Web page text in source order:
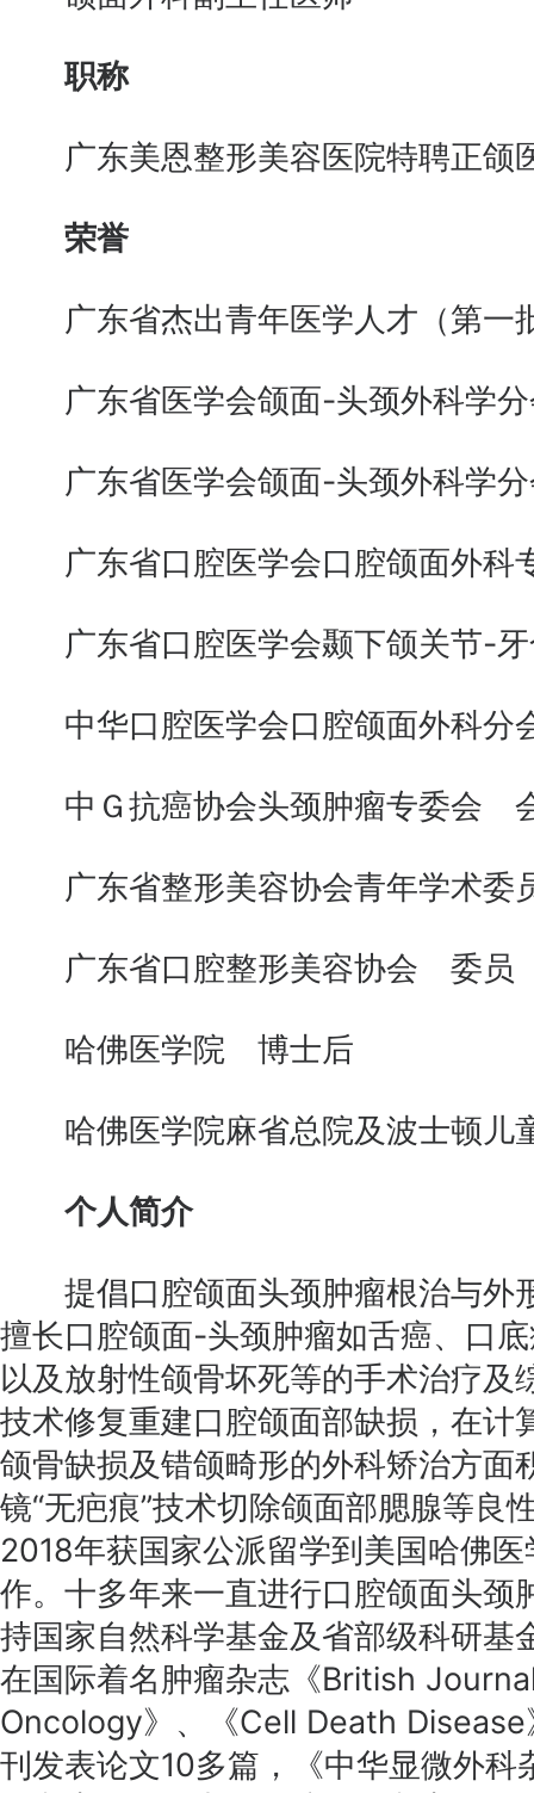
职称
广东美恩整形美容医院特聘正颌
荣誉
广东省杰出青年医学人才（第一
广东省医学会颌面-头颈外科学
广东省医学会颌面-头颈外科学
广东省口腔医学会口腔颌面外科
广东省口腔医学会颞下颌关节-
中华口腔医学会口腔颌面外科
中Ｇ抗癌协会头颈肿瘤专委会
广东省整形美容协会青年学术委
广东省口腔整形美容协会 委员
哈佛医学院 博士后
哈佛医学院麻省总院及波士顿儿
个人简介
提倡口腔颌面头颈肿瘤根治与外
擅长口腔颌面-头颈肿瘤如舌癌、口
以及放射性颌骨坏死等的手术治疗及
技术修复重建口腔颌面部缺损，在计
颌骨缺损及错颌畸形的外科矫治方面
镜“无疤痕”技术切除颌面部腮腺等良
2018年获国家公派留学到美国哈佛
作。十多年来一直进行口腔颌面头颈
持国家自然科学基金及省部级科研基
在国际着名肿瘤杂志《British
Oncology》、《Cell Death
刊发表论文10多篇，《中华显微外科